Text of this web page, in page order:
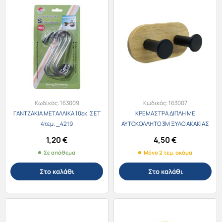
Κωδικός:163009
ΓΑΝΤΖΑΚΙΑ ΜΕΤΑΛΛΙΚΑ 10εκ. ΣΕΤ
4τεμ. _4219
1,20€
Σε απόθεμα
Στο καλάθι
Κωδικός:163007
ΚΡΕΜΑΣΤΡΑ ΔΙΠΛΗ ΜΕ
ΑΥΤΟΚΟΛΛΗΤΟ 3M ΞΥΛΟ ΑΚΑΚΙΑΣ
4,50€
Μόνο 2 τεμ. ακόμα
Στο καλάθι